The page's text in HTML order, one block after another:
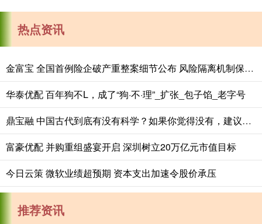
热点资讯
金富宝 全国首例险企破产重整案细节公布 风险隔离机制保障保单债权人权益
华泰优配 百年狗不L，成了“狗·不·理”_扩张_包子馅_老字号
鼎宝融 中国古代到底有没有科学？如果你觉得没有，建议你了解一下张衡！
富豪优配 并购重组盛宴开启 深圳树立20万亿元市值目标
今日云策 微软业绩超预期 资本支出加速令股价承压
推荐资讯